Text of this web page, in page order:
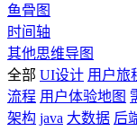
鱼骨图
时间轴
其他思维导图
全部 UI设计 用户旅
流程 用户体验地图
架构 java 大数据 后